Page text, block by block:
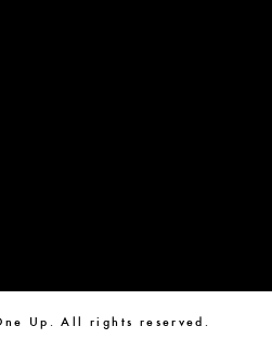
Up. All rights reserved.